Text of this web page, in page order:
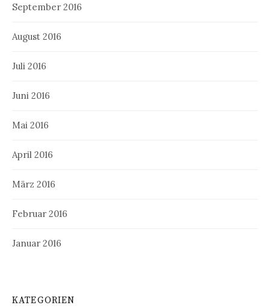
September 2016
August 2016
Juli 2016
Juni 2016
Mai 2016
April 2016
März 2016
Februar 2016
Januar 2016
KATEGORIEN